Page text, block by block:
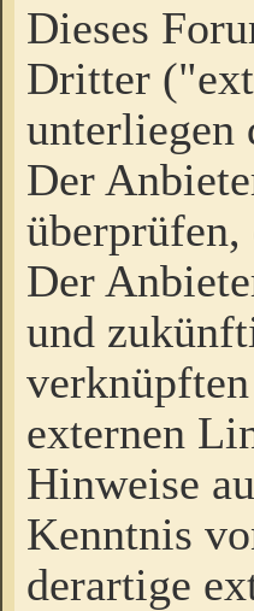
Dieses
Dritter
unterliegen
Der
überprüfen,
Der
und
externen
Hinweise
Kenntnis
derartige